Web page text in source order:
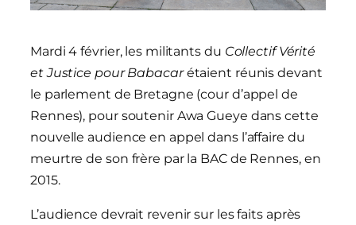
Mardi 4 février, les militants du Collectif Vérité
et Justice pour Babacarétaient réunis devant
le parlement de Bretagne (cour d’appel de
Rennes), pour soutenir Awa Gueye dans cette
nouvelle audience en appel dans l’affaire du
meurtre de son frère par la BAC de Rennes, en
2015.
L’audience devrait revenir sur les faits après